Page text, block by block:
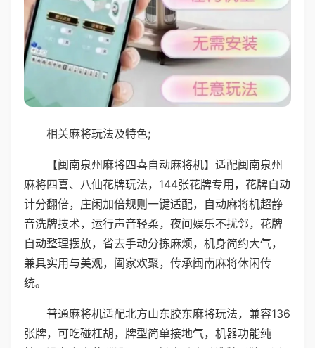
相关麻将玩法及特色;
【闽南泉州麻将四喜自动麻将机】适配闽南泉州
麻将四喜、八仙花牌玩法，144张花牌专用，花牌自动
计分翻倍，庄闲加倍规则一键适配，自动麻将机超静
音洗牌技术，运行声音轻柔，夜间娱乐不扰邻，花牌
自动整理摆放，省去手动分拣麻烦，机身简约大气，
兼具实用与美观，阖家欢聚，传承闽南麻将休闲传
统。
普通麻将机适配北方山东胶东麻将玩法，兼容136
张牌，可吃碰杠胡，牌型简单接地气，机器功能纯